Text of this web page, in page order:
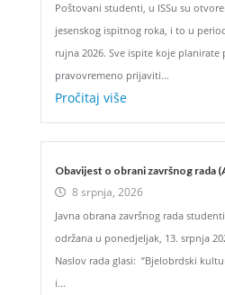
Poštovani studenti, u ISSu su
jesenskog ispitnog roka, i to u
rujna 2026. Sve ispite koje planirate
pravovremeno prijaviti...
Pročitaj više
Obavijest o obrani završnog rada
8 srpnja, 2026
Javna obrana završnog rada
održana u ponedjeljak, 13. srpnja
Naslov rada glasi: ”Bjelobrdski
i...